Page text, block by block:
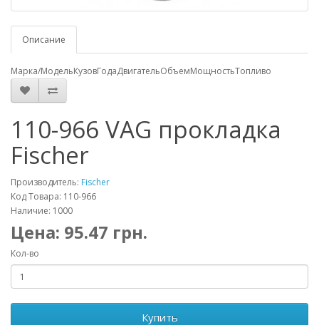
Описание
Марка/МодельКузовГодаДвигательОбъемМощностьТопливо
110-966 VAG прокладка
Fischer
Производитель: Fischer
Код Товара: 110-966
Наличие: 1000
Цена: 95.47 грн.
Кол-во
Купить